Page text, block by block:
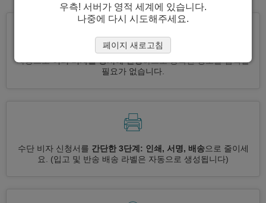
자동으로여러 비자를 동시에 신청하므로 중복된 정보를 입력할
필요가 없습니다.
수단 비자 신청서를 간단한 3단계: 인쇄, 서명, 배송으로 줄이세
요.
(입고 및 반송 배송 라벨은 자동으로 생성됩니다)
우측! 서버가 영적 세계에 있습니다.
나중에 다시 시도해주세요.
페이지 새로고침